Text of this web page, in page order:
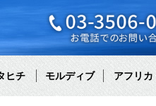
ヒチ モルディブ アフリカ